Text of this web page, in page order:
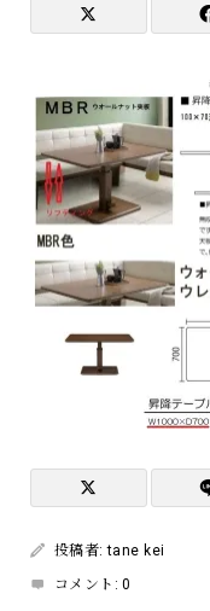
投稿者:tane kei
コメント:0